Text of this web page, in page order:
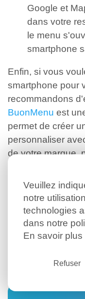
Google et
dans votre
le menu
smartphone
Enfin, si vous
smartphone pour
recommandons
BuonMenu est
permet de créer
personnaliser
de votre marque,
et vous n'avez
techniques.
Essayez de
maintenant :
Créer un menu
Veuillez
notre
technologies
dans notre
En savoir plus
Refuser